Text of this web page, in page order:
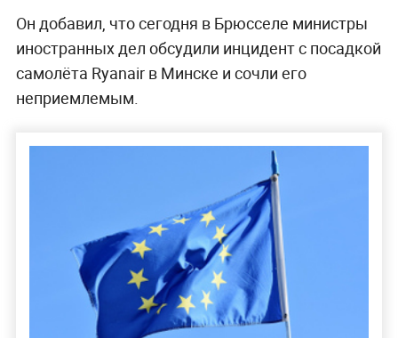
Он добавил, что сегодня в Брюсселе министры
иностранных дел обсудили инцидент с посадкой
самолёта Ryanair в Минске и сочли его
неприемлемым.